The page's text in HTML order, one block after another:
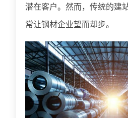
潜在客户。然而，传统的建
常让钢材企业望而却步。